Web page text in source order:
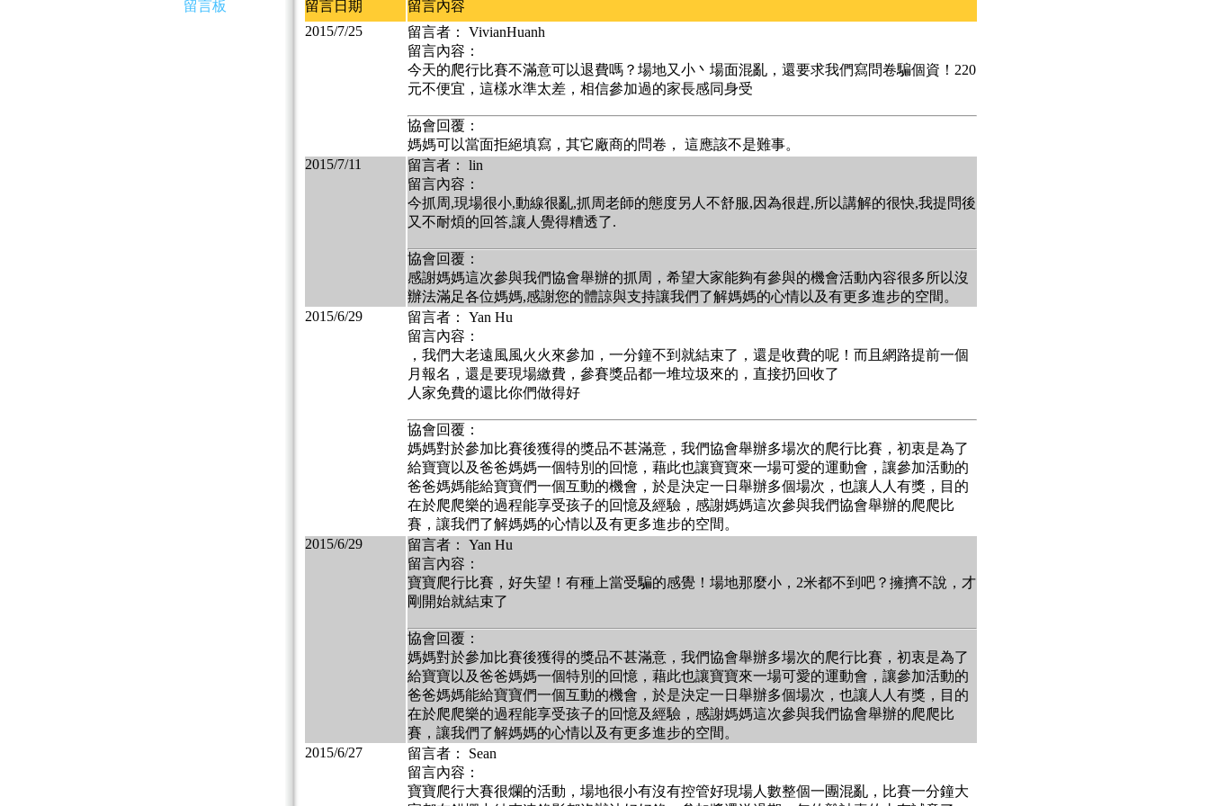
留言板 留言日期
留言內容
2015/7/25
留言者： VivianHuanh
留言內容：
今天的爬行比賽不滿意可以退費嗎？場地又小丶場面混亂，還要求我們寫問卷騙個資！220
元不便宜，這樣水準太差，相信參加過的家長感同身受
協會回覆：
媽媽可以當面拒絕填寫，其它廠商的問卷， 這應該不是難事。
2015/7/11
留言者： lin
留言內容：
今抓周,現場很小,動線很亂,抓周老師的態度另人不舒服,因為很趕,所以講解的很快,我提問後
又不耐煩的回答,讓人覺得糟透了.
協會回覆：
感謝媽媽這次參與我們協會舉辦的抓周，希望大家能夠有參與的機會活動內容很多所以沒
辦法滿足各位媽媽,感謝您的體諒與支持讓我們了解媽媽的心情以及有更多進步的空間。
2015/6/29
留言者： Yan Hu
留言內容：
，我們大老遠風風火火來參加，一分鐘不到就結束了，還是收費的呢！而且網路提前一個
月報名，還是要現場繳費，參賽獎品都一堆垃圾來的，直接扔回收了
人家免費的還比你們做得好
協會回覆：
媽媽對於參加比賽後獲得的獎品不甚滿意，我們協會舉辦多場次的爬行比賽，初衷是為了
給寶寶以及爸爸媽媽一個特別的回憶，藉此也讓寶寶來一場可愛的運動會，讓參加活動的
爸爸媽媽能給寶寶們一個互動的機會，於是決定一日舉辦多個場次，也讓人人有獎，目的
在於爬爬樂的過程能享受孩子的回憶及經驗，感謝媽媽這次參與我們協會舉辦的爬爬比
賽，讓我們了解媽媽的心情以及有更多進步的空間。
2015/6/29
留言者： Yan Hu
留言內容：
寶寶爬行比賽，好失望！有種上當受騙的感覺！場地那麼小，2米都不到吧？擁擠不說，才
剛開始就結束了
協會回覆：
媽媽對於參加比賽後獲得的獎品不甚滿意，我們協會舉辦多場次的爬行比賽，初衷是為了
給寶寶以及爸爸媽媽一個特別的回憶，藉此也讓寶寶來一場可愛的運動會，讓參加活動的
爸爸媽媽能給寶寶們一個互動的機會，於是決定一日舉辦多個場次，也讓人人有獎，目的
在於爬爬樂的過程能享受孩子的回憶及經驗，感謝媽媽這次參與我們協會舉辦的爬爬比
賽，讓我們了解媽媽的心情以及有更多進步的空間。
2015/6/27
留言者： Sean
留言內容：
寶寶爬行大賽很爛的活動，場地很小有沒有控管好現場人數整個一團混亂，比賽一分鐘大